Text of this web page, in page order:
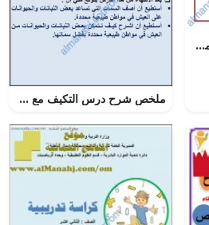
ورقة عمل وأنشطة تدريبية ومراجعة في النحو نموذج ثان (لغة عربية) الثاني عشر
ملخص شرح درس التكيف مع حل الأنشطة (علوم) السابع